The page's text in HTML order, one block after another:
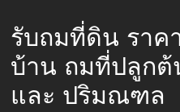
รับถมที่ดิน ราค
บ้าน ถมที่ปลูกต้
และ ปริมณฑล